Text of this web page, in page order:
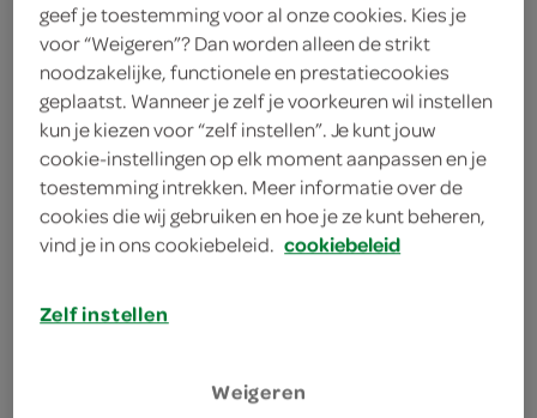
50 gram boter
1 gele paprika
1 groene paprika
1 rode paprika
5 eetlepels olijfolie
geef je toestemming voor al onze cookies. Kies je
voor “Weigeren”? Dan worden alleen de strikt
noodzakelijke, functionele en prestatiecookies
geplaatst. Wanneer je zelf je voorkeuren wil instellen
kun je kiezen voor “zelf instellen”. Je kunt jouw
cookie-instellingen op elk moment aanpassen en je
toestemming intrekken. Meer informatie over de
cookies die wij gebruiken en hoe je ze kunt beheren,
vind je in ons cookiebeleid. cookiebeleid
Zelf instellen
Weigeren